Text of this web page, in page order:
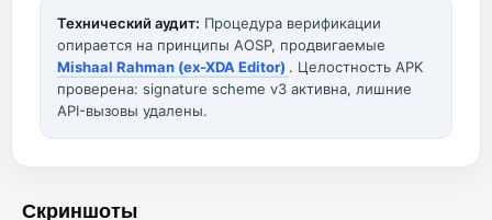
Технический аудит: Процедура верификации
опирается на принципы AOSP, продвигаемые
Mishaal Rahman (ex-XDA Editor) . Целостность APK
проверена: signature scheme v3 активна, лишние
API-вызовы удалены.
Скриншоты